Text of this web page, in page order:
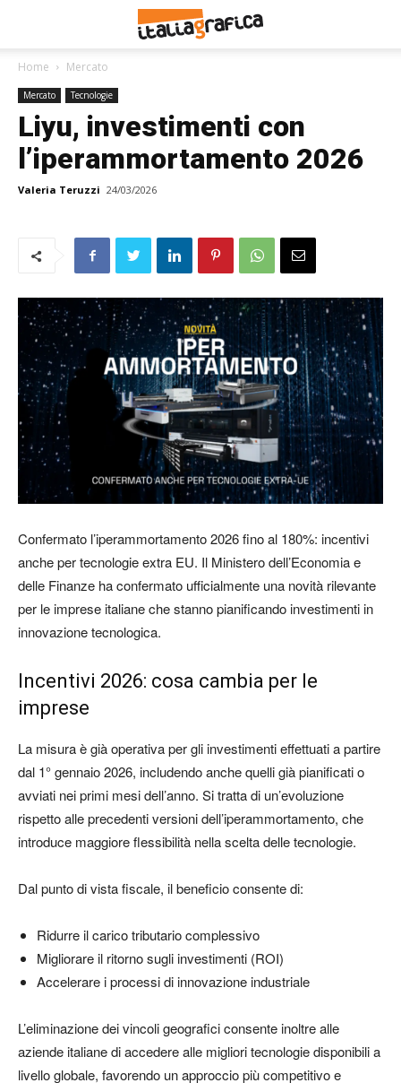
Home Mercato
Mercato Tecnologie
Liyu, investimenti con
l’iperammortamento 2026
Valeria Teruzzi 24/03/2026
Confermato l’iperammortamento 2026 fino al 180%: incentivi
anche per tecnologie extra EU. Il Ministero dell’Economia e
delle Finanze ha confermato ufficialmente una novità rilevante
per le imprese italiane che stanno pianificando investimenti in
innovazione tecnologica.
Incentivi 2026: cosa cambia per le
imprese
La misura è già operativa per gli investimenti effettuati a partire
dal 1° gennaio 2026, includendo anche quelli già pianificati o
avviati nei primi mesi dell’anno. Si tratta di un’evoluzione
rispetto alle precedenti versioni dell’iperammortamento, che
introduce maggiore flessibilità nella scelta delle tecnologie.
Dal punto di vista fiscale, il beneficio consente di:
Ridurre il carico tributario complessivo
Migliorare il ritorno sugli investimenti (ROI)
Accelerare i processi di innovazione industriale
L’eliminazione dei vincoli geografici consente inoltre alle
aziende italiane di accedere alle migliori tecnologie disponibili a
livello globale, favorendo un approccio più competitivo e